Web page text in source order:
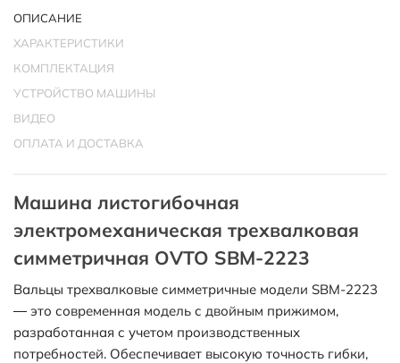
ОПИСАНИЕ
ХАРАКТЕРИСТИКИ
КОМПЛЕКТАЦИЯ
УСТРОЙСТВО МАШИНЫ
ВИДЕО
ОПЛАТА И ДОСТАВКА
Машина листогибочная
электромеханическая трехвалковая
симметричная OVTO SBM-2223
Вальцы трехвалковые симметричные модели SBM-2223
— это современная модель с двойным прижимом,
разработанная с учетом производственных
потребностей. Обеспечивает высокую точность гибки,